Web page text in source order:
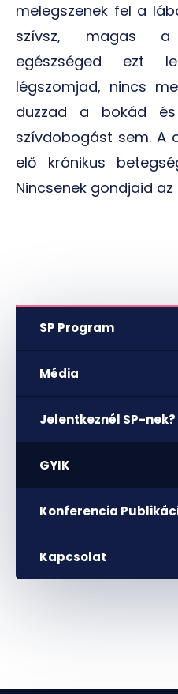
melegszenek fel a
szívsz, magas a
egészséged ezt
légszomjad, nincs
duzzad a bokád
szívdobogást sem. A
elő krónikus
Nincsenek gondjaid az
SP Program
Média
Jelentkeznél SP-nek?
GYIK
Konferencia
Kapcsolat